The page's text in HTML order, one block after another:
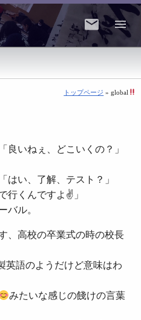
トップページ » global
良いねぇ、どこいくの？」
はい、了解、テスト？」
行くんですよ✌️」
バル。
、高校の卒業式の時の校長
英語のようだけど意味はわ
みたいな感じの餞けの言葉